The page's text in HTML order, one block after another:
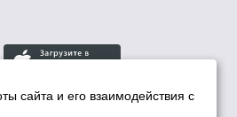
сайта и его взаимодействия с